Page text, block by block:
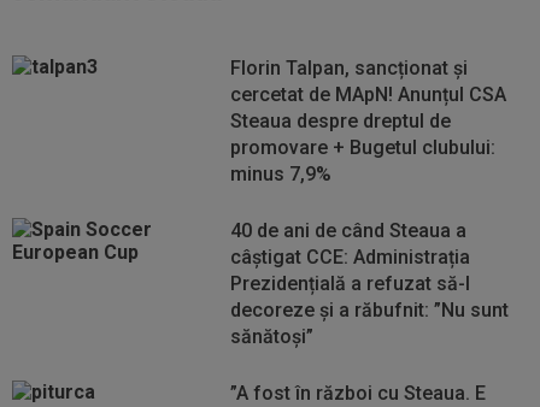
Florin Talpan, sancționat și
cercetat de MApN! Anunțul CSA
Steaua despre dreptul de
promovare + Bugetul clubului:
minus 7,9%
40 de ani de când Steaua a
câștigat CCE: Administrația
Prezidențială a refuzat să-l
decoreze și a răbufnit: ”Nu sunt
sănătoși”
”A fost în război cu Steaua. E